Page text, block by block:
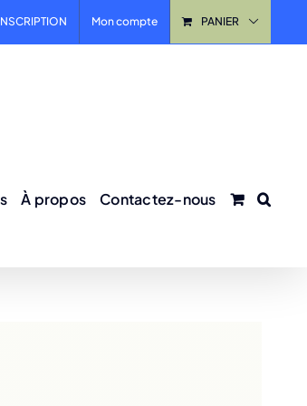
Mon compte PANIER
À propos Contactez-nous